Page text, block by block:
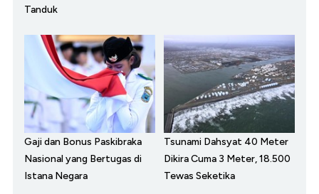
Tanduk
Gaji dan Bonus Paskibraka
Nasional yang Bertugas di
Istana Negara
Tsunami Dahsyat 40 Meter
Dikira Cuma 3 Meter, 18.500
Tewas Seketika